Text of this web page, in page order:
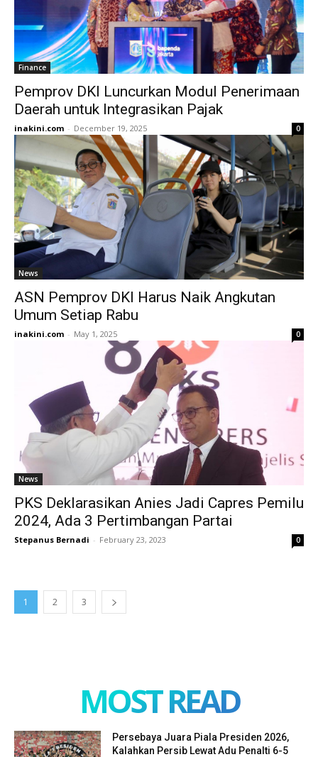
Finance
Pemprov DKI Luncurkan Modul Penerimaan
Daerah untuk Integrasikan Pajak
inakini.com - December 19, 2025 0
News
ASN Pemprov DKI Harus Naik Angkutan
Umum Setiap Rabu
inakini.com - May 1, 2025 0
News
PKS Deklarasikan Anies Jadi Capres Pemilu
2024, Ada 3 Pertimbangan Partai
Stepanus Bernadi - February 23, 2023 0
1 2 3
MOST READ
Persebaya Juara Piala Presiden 2026,
Kalahkan Persib Lewat Adu Penalti 6-5